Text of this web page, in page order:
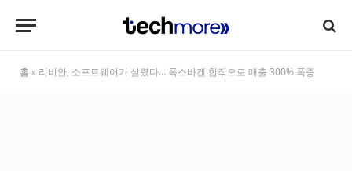
홈 » 리비안, 소프트웨어가 살렸다… 폭스바겐 합작으로 매출 300% 폭증